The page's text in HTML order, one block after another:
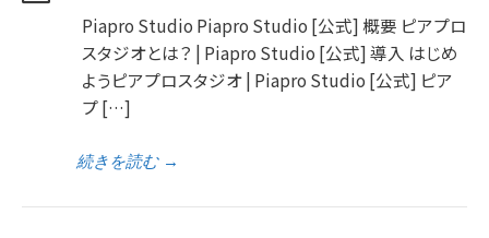
Piapro Studio Piapro Studio [公式] 概要 ピアプロ
スタジオとは？ | Piapro Studio [公式] 導入 はじめ
ようピアプロスタジオ | Piapro Studio [公式] ピア
プ […]
続きを読む→